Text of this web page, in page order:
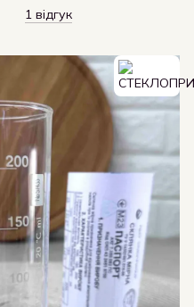
1 відгук